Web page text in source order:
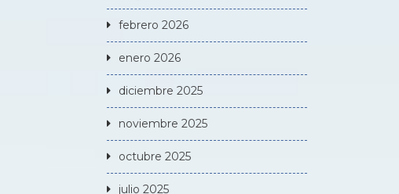
febrero 2026
enero 2026
diciembre 2025
noviembre 2025
octubre 2025
julio 2025